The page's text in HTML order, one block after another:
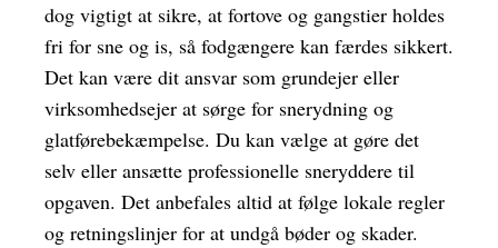
dog vigtigt at sikre, at fortove og gangstier holdes
fri for sne og is, så fodgængere kan færdes sikkert.
Det kan være dit ansvar som grundejer eller
virksomhedsejer at sørge for snerydning og
glatførebekæmpelse. Du kan vælge at gøre det
selv eller ansætte professionelle sneryddere til
opgaven. Det anbefales altid at følge lokale regler
og retningslinjer for at undgå bøder og skader.